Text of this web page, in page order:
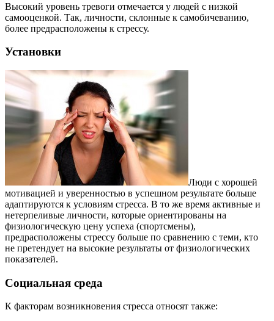
Высокий уровень тревоги отмечается у людей с низкой
самооценкой. Так, личности, склонные к самобичеванию,
более предрасположены к стрессу.
Установки
Люди с хорошей
мотивацией и уверенностью в успешном результате больше
адаптируются к условиям стресса. В то же время активные и
нетерпеливые личности, которые ориентированы на
физиологическую цену успеха (спортсмены),
предрасположены стрессу больше по сравнению с теми, кто
не претендует на высокие результаты от физиологических
показателей.
Социальная среда
К факторам возникновения стресса относят также: